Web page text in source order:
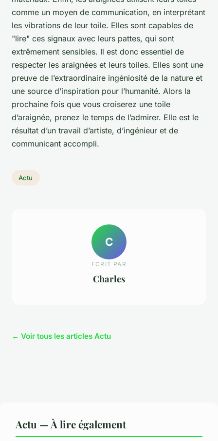
comme un moyen de communication, en interprétant
les vibrations de leur toile. Elles sont capables de
"lire" ces signaux avec leurs pattes, qui sont
extrêmement sensibles. Il est donc essentiel de
respecter les araignées et leurs toiles. Elles sont une
preuve de l’extraordinaire ingéniosité de la nature et
une source d’inspiration pour l’humanité. Alors la
prochaine fois que vous croiserez une toile
d’araignée, prenez le temps de l’admirer. Elle est le
résultat d’un travail d’artiste, d’ingénieur et de
communicant accompli.
Actu
C
ECRIT PAR
Charles
← Voir tous les articles Actu
Actu — À lire également